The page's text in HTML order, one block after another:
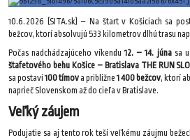
10.6.2026 (SITA.sk) – Na štart v Košiciach sa
bežcov, ktorí absolvujú 533 kilometrov dlhú trasu
Počas nadchádzajúceho víkendu12. – 14. júnasa
štafetového behu Košice – Bratislava THE RUN
sa postaví100 tímova približne 1 400 bežcov, ktorí
naprieč Slovenskom až do cieľa v Bratislave.
Veľký záujem
Podujatie sa aj tento rok teší veľkému záujmu